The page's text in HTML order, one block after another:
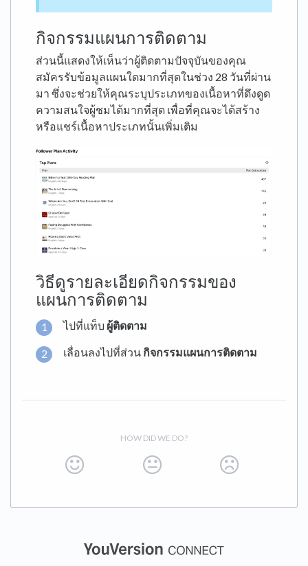
กิจกรรมแผนการติดตาม
ส่วนนี้แสดงให้เห็นว่าผู้ติดตามปัจจุบันของคุณ
สมัครรับข้อมูลแผนใดมากที่สุดในช่วง 28 วันที่ผ่าน
มา ซึ่งจะช่วยให้คุณระบุประเภทของเนื้อหาที่ดึงดูด
ความสนใจผู้ชมได้มากที่สุด เพื่อที่คุณจะได้สร้าง
หรือแชร์เนื้อหาประเภทนั้นเพิ่มเติม
วิธีดูรายละเอียดกิจกรรมของ
แผนการติดตาม
ไปที่แท็บ ผู้ติดตาม
เลื่อนลงไปที่ส่วน กิจกรรมแผนการติดตาม
HOW DID WE DO?
(opens in a